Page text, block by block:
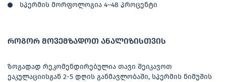
სპერმის მორფოლოგია 4–48 პროცენტი
როგორ მოვემზადოთ ანალიზისთვის
ზოგადად რეკომენდირებულია თავი შეიკავოთ
ეაკულაციისგან 2-5 დღის განმავლობაში, სპერმის ნიმუშის